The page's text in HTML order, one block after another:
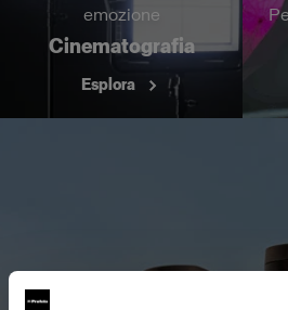
emozione
Cinematografia
Esplora